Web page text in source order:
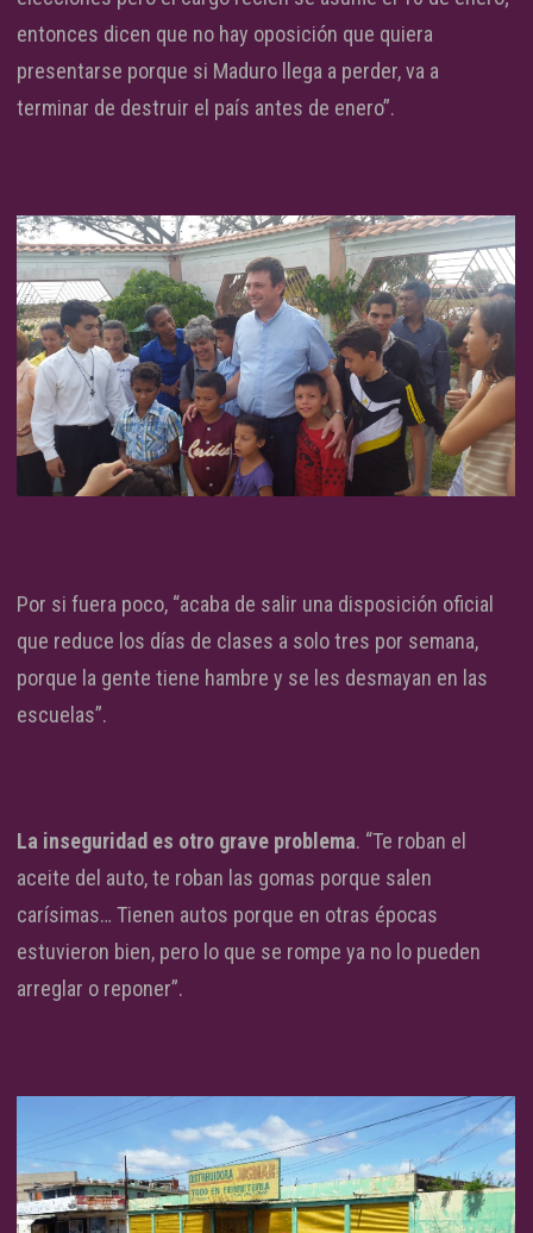
entonces dicen que no hay oposición que quiera
presentarse porque si Maduro llega a perder, va a
terminar de destruir el país antes de enero”.
Por si fuera poco, “acaba de salir una disposición oficial
que reduce los días de clases a solo tres por semana,
porque la gente tiene hambre y se les desmayan en las
escuelas”.
La inseguridad es otro grave problema. “Te roban el
aceite del auto, te roban las gomas porque salen
carísimas… Tienen autos porque en otras épocas
estuvieron bien, pero lo que se rompe ya no lo pueden
arreglar o reponer”.